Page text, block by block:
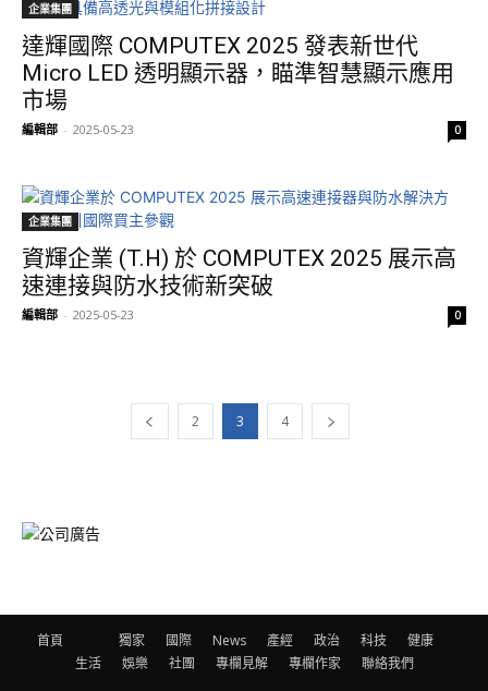
企業集團
達輝國際 COMPUTEX 2025 發表新世代
Micro LED 透明顯示器，瞄準智慧顯示應用
市場
編輯部 - 2025-05-23 0
企業集團
資輝企業 (T.H) 於 COMPUTEX 2025 展示高
速連接與防水技術新突破
編輯部 - 2025-05-23 0
2 3 4
首頁 獨家 國際 News 產經 政治 科技
健康
生活
娛樂 社團 專欄見解 專欄作家 聯絡我們